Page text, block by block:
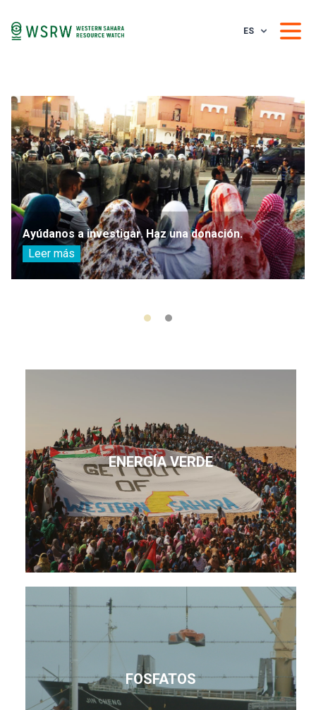
ES
Ayúdanos a investigar. Haz una donación.
Leer más
ENERGÍA VERDE
FOSFATOS